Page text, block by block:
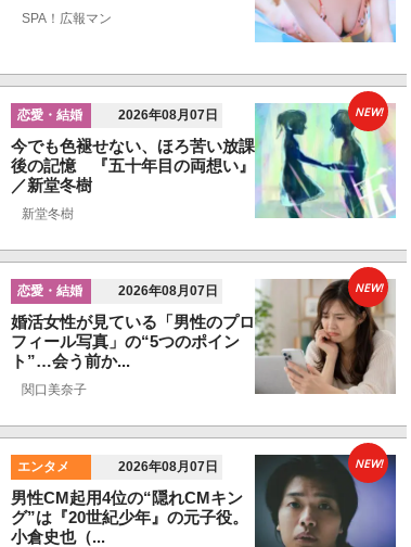
SPA！広報マン
恋愛・結婚 2026年08月07日
今でも色褪せない、ほろ苦い放課
後の記憶 『五十年目の両想い』
／新堂冬樹
新堂冬樹
NEW!
恋愛・結婚 2026年08月07日
婚活女性が見ている「男性のプロ
フィール写真」の“5つのポイン
ト”…会う前か...
関口美奈子
NEW!
エンタメ 2026年08月07日
男性CM起用4位の“隠れCMキン
グ”は『20世紀少年』の元子役。
小倉史也（...
NEW!